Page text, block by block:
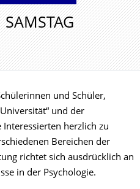
SAMSTAG
und Schüler,
und der
Interessierten herzlich zu
Bereichen der
richtet sich ausdrücklich an
in der Psychologie.